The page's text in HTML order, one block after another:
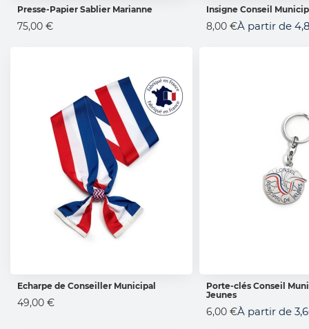
Presse-Papier Sablier Marianne
75,00 €
Insigne Conseil
8,00 €À partir de
Echarpe de Conseiller Municipal
49,00 €
Porte-clés Conseil
Jeunes
6,00 €À partir de